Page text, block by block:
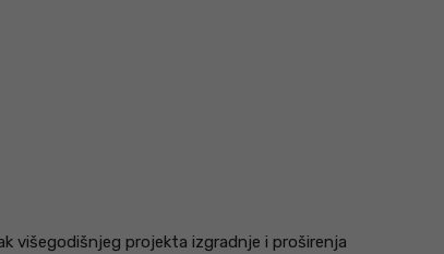
višegodišnjeg projekta izgradnje i proširenja